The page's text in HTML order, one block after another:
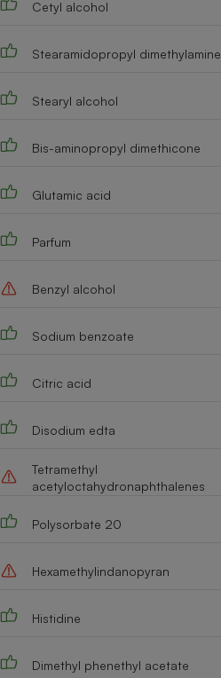
Cetyl alcohol
Stearamidopropyl dimethylamine
Stearyl alcohol
Bis-aminopropyl dimethicone
Glutamic acid
Parfum
Benzyl alcohol
Sodium benzoate
Citric acid
Disodium edta
Tetramethyl
acetyloctahydronaphthalenes
Polysorbate 20
Hexamethylindanopyran
Histidine
Dimethyl phenethyl acetate